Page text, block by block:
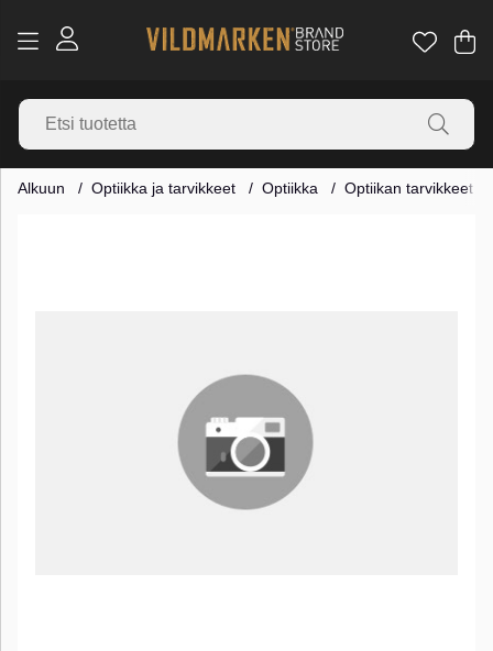
.
Alkuun Optiikka ja tarvikkeet Optiikka Optiikan tarvikkeet